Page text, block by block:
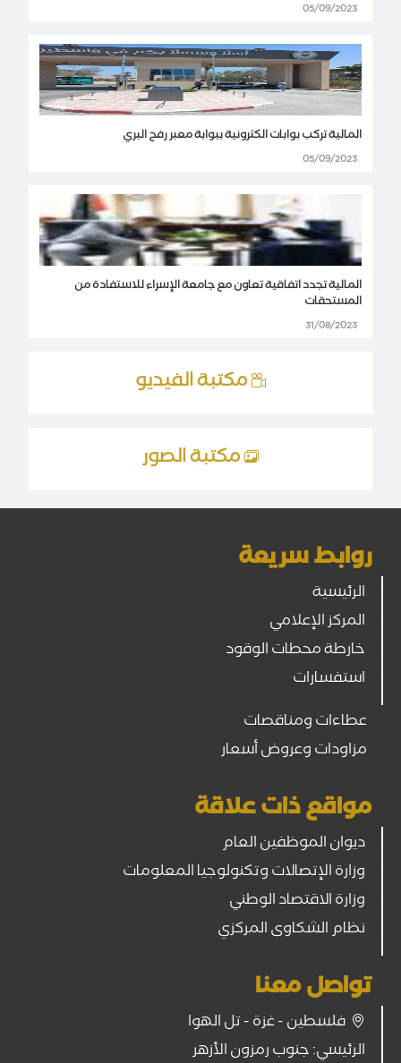
05/09/2023
المالية تركب بوابات الكترونية ببوابة معبر رفح البري
05/09/2023
المالية تجدد اتفاقية تعاون مع جامعة الإسراء للاستفادة من
المستحقات
31/08/2023
مكتبة الفيديو
مكتبة الصور
روابط سريعة
الرئيسية
المركز الإعلامي
خارطة محطات الوقود
استفسارات
عطاءات ومناقصات
مزاودات وعروض أسعار
مواقع ذات علاقة
ديوان الموظفين العام
وزارة الإتصالات وتكنولوجيا المعلومات
وزارة الاقتصاد الوطني
نظام الشكاوى المركزي
تواصل معنا
فلسطين - غزة - تل الهوا
الرئيسي: جنوب رمزون الأزهر